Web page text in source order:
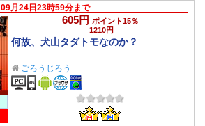
09月24日23時59分まで
605円 ポイント15％
1210円
何故、犬山タダトモなのか？
ごろうじろう